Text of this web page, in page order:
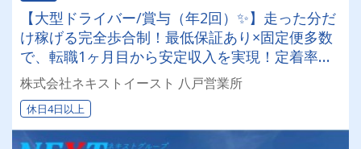
【大型ドライバー/賞与（年2回）✨】走った分だ
け稼げる完全歩合制！最低保証あり×固定便多数
で、転職1ヶ月目から安定収入を実現！定着率抜
群の安定企業で働きませんか？✨
株式会社ネキストイースト 八戸営業所
休日4日以上